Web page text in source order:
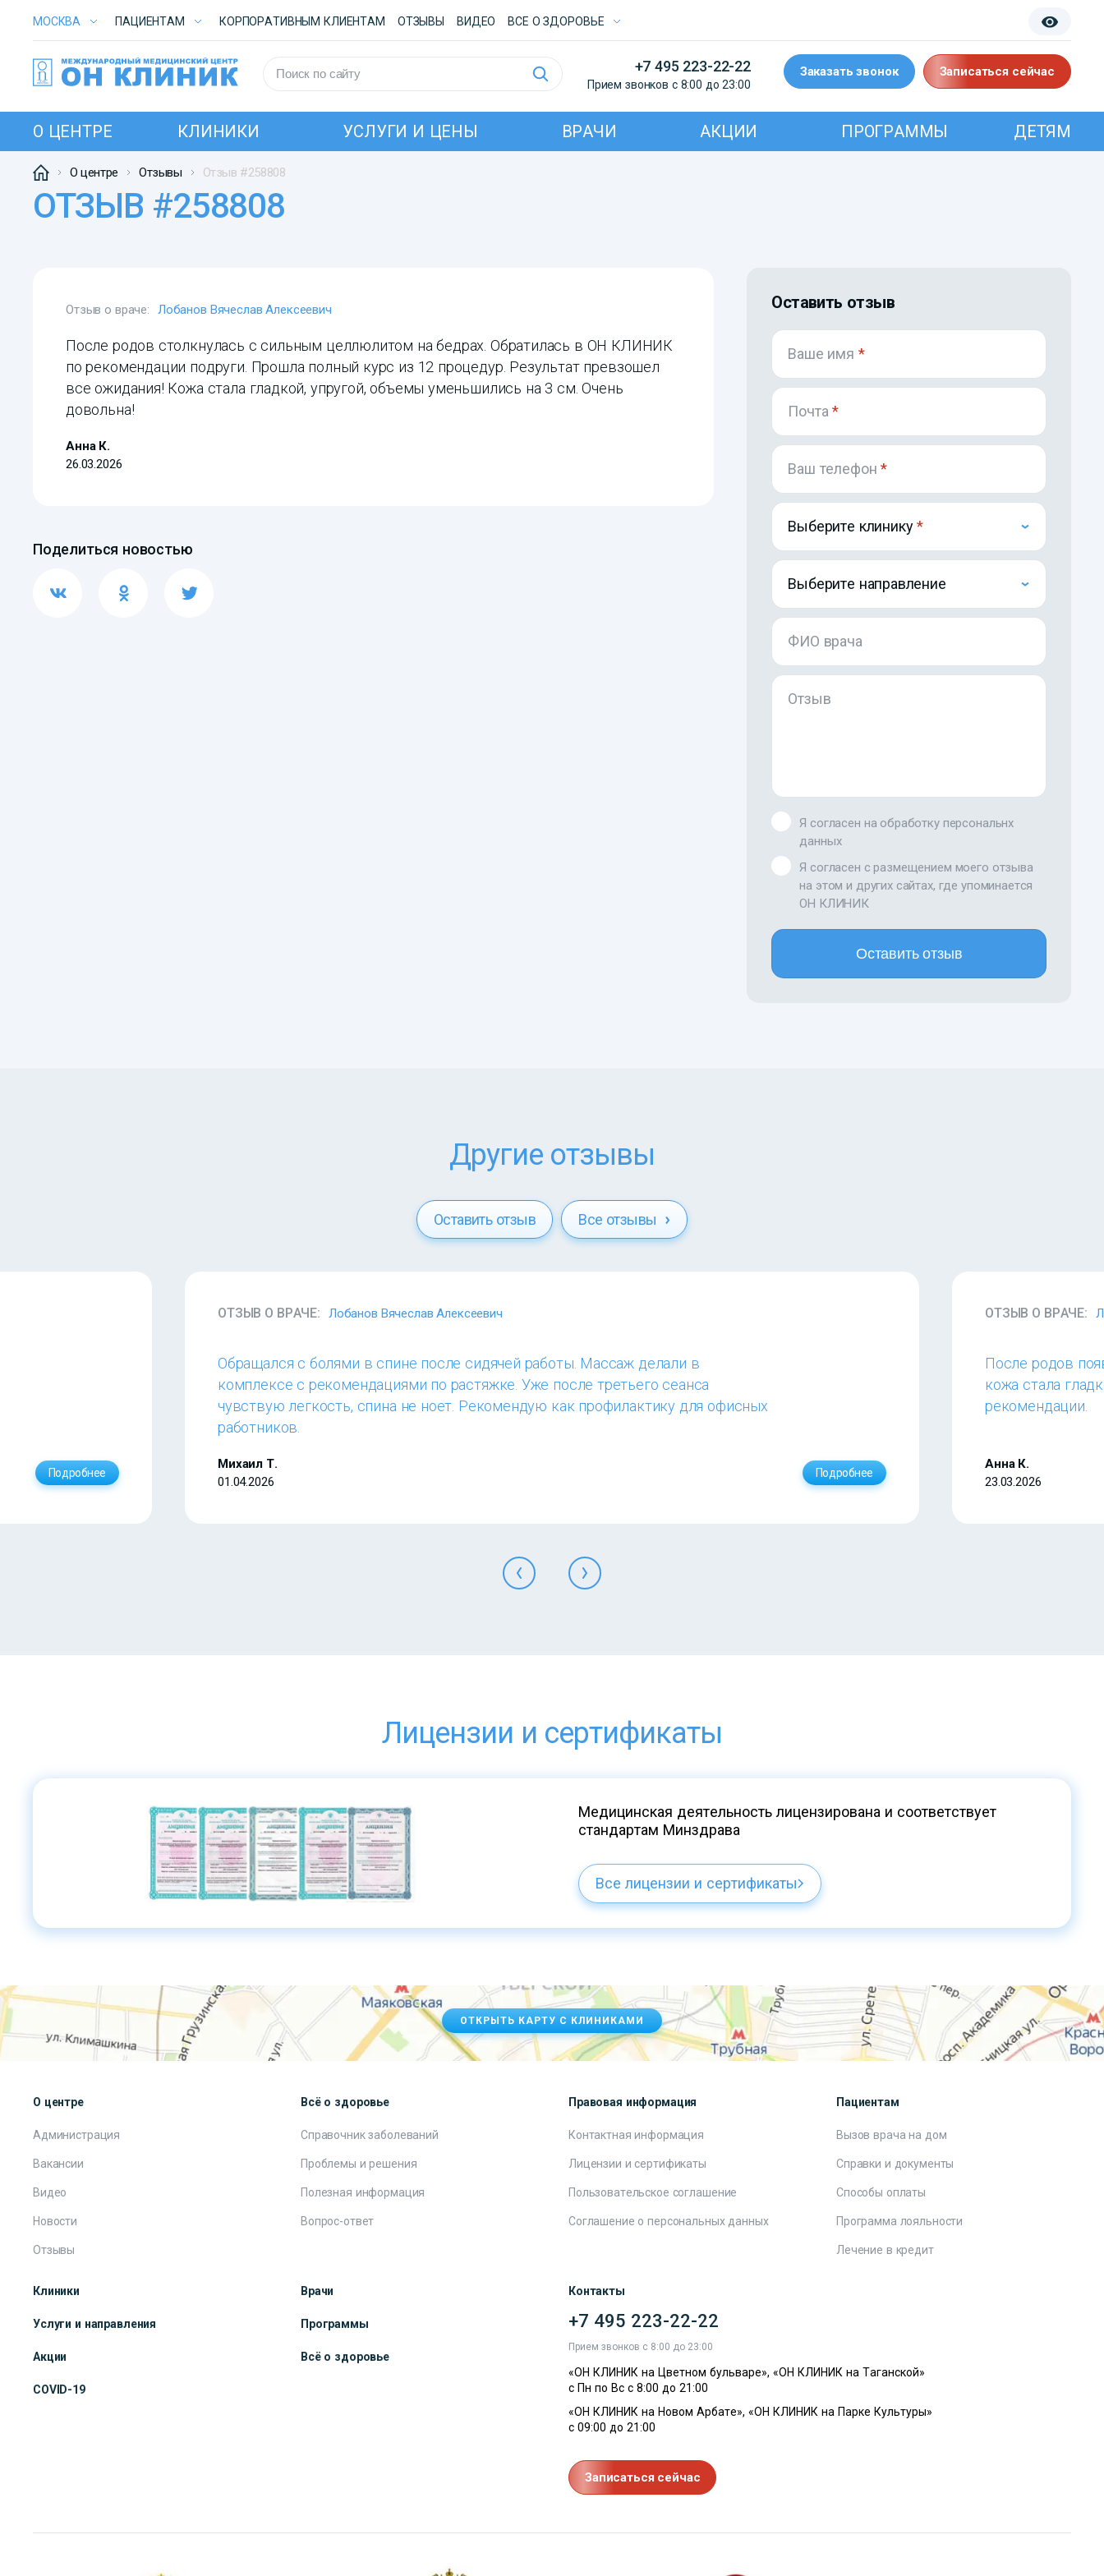
МОСКВА ПАЦИЕНТАМ КОРПОРАТИВНЫМ КЛИЕНТАМ ОТЗЫВЫ ВИДЕО ВСE О ЗДОРОВЬЕ
+7 495 223-22-22
Прием звонков с 8:00 до 23:00
Заказать звонок Записаться сейчас
О ЦЕНТРЕ КЛИНИКИ УСЛУГИ И ЦЕНЫ ВРАЧИ АКЦИИ ПРОГРАММЫ ДЕТЯМ
О центре Отзывы Отзыв #258808
ОТЗЫВ #258808
Отзыв о враче: Лобанов Вячеслав Алексеевич
После родов столкнулась с сильным целлюлитом на бедрах. Обратилась в ОН КЛИНИК
по рекомендации подруги. Прошла полный курс из 12 процедур. Результат превзошел
все ожидания! Кожа стала гладкой, упругой, объемы уменьшились на 3 см. Очень
довольна!
Анна К.
26.03.2026
Поделиться новостью
Оставить отзыв
Ваше имя *
Почта*
Ваш телефон*
Выберите клинику
Выберите направление
ФИО врача
Отзыв
Я согласен на обработку персональнх
данных
Я согласен с размещением моего отзыва
на этом и других сайтах, где упоминается
ОН КЛИНИК
Оставить отзыв
Другие отзывы
Оставить отзыв Все отзывы
Подробнее
ОТЗЫВ О ВРАЧЕ: Лобанов Вячеслав Алексеевич
Обращался с болями в спине после сидячей работы. Массаж делали в
комплексе с рекомендациями по растяжке. Уже после третьего сеанса
чувствую легкость, спина не ноет. Рекомендую как профилактику для офисных
работников.
Михаил Т.
01.04.2026
Подробнее
ОТЗЫВ О ВРАЧЕ:
После родов
кожа стала
рекомендации.
Анна К.
23.03.2026
Лицензии и сертификаты
Медицинская деятельность лицензирована и соответствует
стандартам Минздрава
Все лицензии и сертификаты
ОТКРЫТЬ КАРТУ С КЛИНИКАМИ
О центре
Администрация
Вакансии
Видео
Новости
Отзывы
Всё о здоровье
Справочник заболеваний
Проблемы и решения
Полезная информация
Вопрос-ответ
Правовая информация
Контактная информация
Лицензии и сертификаты
Пользовательское соглашение
Соглашение о персональных данных
Пациентам
Вызов врача на дом
Справки и документы
Способы оплаты
Программа лояльности
Лечение в кредит
Клиники Врачи
Услуги и направления Программы
Акции Всё о здоровье
COVID-19
Контакты
+7 495 223-22-22
Прием звонков с 8:00 до 23:00
«ОН КЛИНИК на Цветном бульваре», «ОН КЛИНИК на Таганской»
с Пн по Вс с 8:00 до 21:00
«ОН КЛИНИК на Новом Арбате», «ОН КЛИНИК на Парке Культуры»
с 09:00 до 21:00
Записаться сейчас